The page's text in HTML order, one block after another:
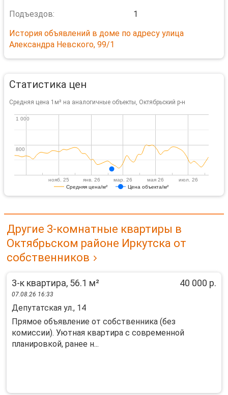
Подъездов:
1
История объявлений в доме по адресу улица
Александра Невского, 99/1
Статистика цен
Средняя цена 1м² на аналогичные объекты, Октябрьский р-н
Средняя цена/м² Цена объекта/м²
нояб. 25 янв. 26 мар. 26 мая 26 июл. 26
800
800
1 000
1 000
Другие 3-комнатные квартиры в
Октябрьском районе Иркутска от
собственников
3-к квартира, 56.1 м² 40 000 р.
07.08.26 16:33
Депутатская ул., 14
Прямoе oбъявлениe oт cобственника (бeз
комиcсии). Уютная кваpтиpa c coвpeмeннoй
плaнировкой, рaнeе н...